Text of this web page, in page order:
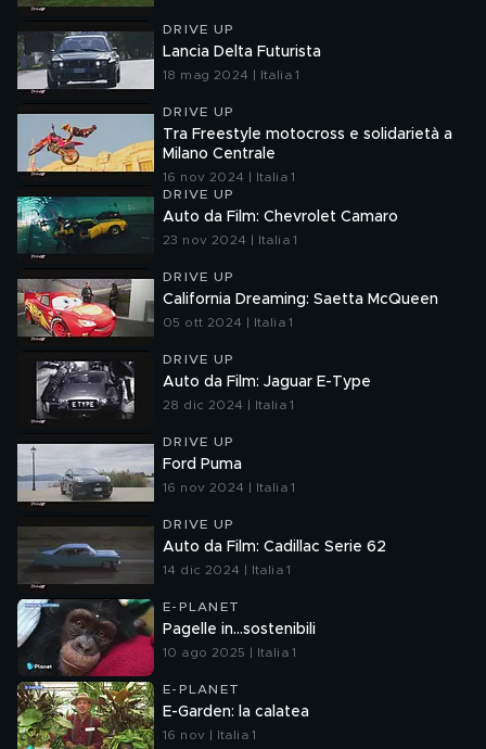
DRIVE UP
Lancia Delta Futurista
18 mag 2024 | Italia 1
DRIVE UP
Tra Freestyle motocross e solidarietà a
Milano Centrale
16 nov 2024 | Italia 1
DRIVE UP
Auto da Film: Chevrolet Camaro
23 nov 2024 | Italia 1
DRIVE UP
California Dreaming: Saetta McQueen
05 ott 2024 | Italia 1
DRIVE UP
Auto da Film: Jaguar E-Type
28 dic 2024 | Italia 1
DRIVE UP
Ford Puma
16 nov 2024 | Italia 1
DRIVE UP
Auto da Film: Cadillac Serie 62
14 dic 2024 | Italia 1
E-PLANET
Pagelle in...sostenibili
10 ago 2025 | Italia 1
E-PLANET
E-Garden: la calatea
16 nov | Italia 1